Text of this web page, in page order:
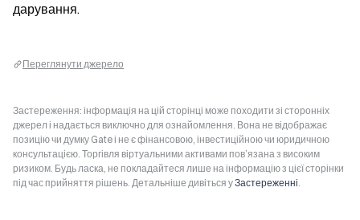
дарування.
Переглянути джерело
Застереження: інформація на цій сторінці може походити зі сторонніх
джерел і надається виключно для ознайомлення. Вона не відображає
позицію чи думку Gate і не є фінансовою, інвестиційною чи юридичною
консультацією. Торгівля віртуальними активами пов’язана з високим
ризиком. Будь ласка, не покладайтеся лише на інформацію з цієї сторінки
під час прийняття рішень. Детальніше дивіться уЗастереженні.